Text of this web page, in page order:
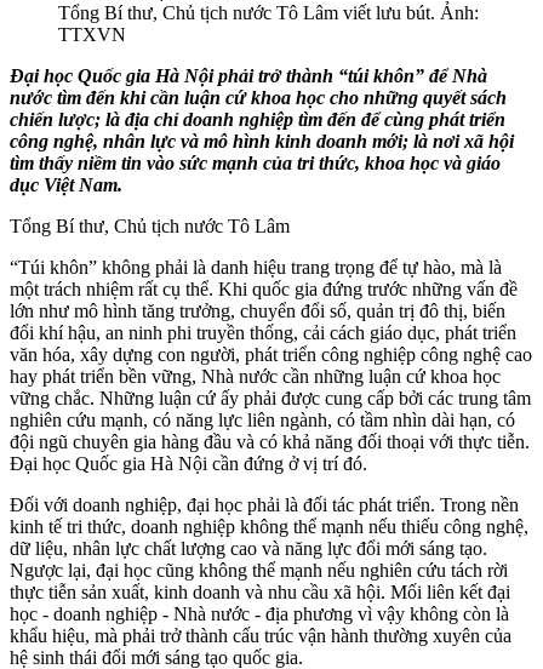
Tổng Bí thư, Chủ tịch nước Tô Lâm viết lưu bút. Ảnh:
TTXVN
Đại học Quốc gia Hà Nội phải trở thành “túi khôn” để Nhà
nước tìm đến khi cần luận cứ khoa học cho những quyết sách
chiến lược; là địa chỉ doanh nghiệp tìm đến để cùng phát triển
công nghệ, nhân lực và mô hình kinh doanh mới; là nơi xã hội
tìm thấy niềm tin vào sức mạnh của tri thức, khoa học và giáo
dục Việt Nam.
Tổng Bí thư, Chủ tịch nước Tô Lâm
“Túi khôn” không phải là danh hiệu trang trọng để tự hào, mà là
một trách nhiệm rất cụ thể. Khi quốc gia đứng trước những vấn đề
lớn như mô hình tăng trưởng, chuyển đổi số, quản trị đô thị, biến
đổi khí hậu, an ninh phi truyền thống, cải cách giáo dục, phát triển
văn hóa, xây dựng con người, phát triển công nghiệp công nghệ cao
hay phát triển bền vững, Nhà nước cần những luận cứ khoa học
vững chắc. Những luận cứ ấy phải được cung cấp bởi các trung tâm
nghiên cứu mạnh, có năng lực liên ngành, có tầm nhìn dài hạn, có
đội ngũ chuyên gia hàng đầu và có khả năng đối thoại với thực tiễn.
Đại học Quốc gia Hà Nội cần đứng ở vị trí đó.
Đối với doanh nghiệp, đại học phải là đối tác phát triển. Trong nền
kinh tế tri thức, doanh nghiệp không thể mạnh nếu thiếu công nghệ,
dữ liệu, nhân lực chất lượng cao và năng lực đổi mới sáng tạo.
Ngược lại, đại học cũng không thể mạnh nếu nghiên cứu tách rời
thực tiễn sản xuất, kinh doanh và nhu cầu xã hội. Mối liên kết đại
học - doanh nghiệp - Nhà nước - địa phương vì vậy không còn là
khẩu hiệu, mà phải trở thành cấu trúc vận hành thường xuyên của
hệ sinh thái đổi mới sáng tạo quốc gia.